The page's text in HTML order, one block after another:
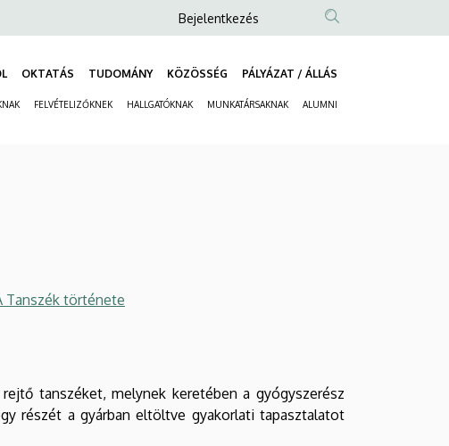
Anonim
fiók
Bejelentkezés
OKTATÁS TUDOMÁNY KÖZÖSSÉG PÁLYÁZAT / ÁLLÁS
FELVÉTELIZŐKNEK HALLGATÓKNAK MUNKATÁRSAKNAK ALUMNI
Tanszék története
tanszéket, melynek keretében a gyógyszerész
részét a gyárban eltöltve gyakorlati tapasztalatot